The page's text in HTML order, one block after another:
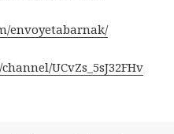
envoyetabarnak/
UCvZs_5sJ32FHv